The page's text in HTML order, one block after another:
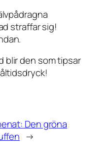
straffar sig!
blir den som tipsar
Den gröna
→